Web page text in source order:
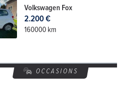
Volkswagen Fox
2.200 €
160000 km
OCCASIONS